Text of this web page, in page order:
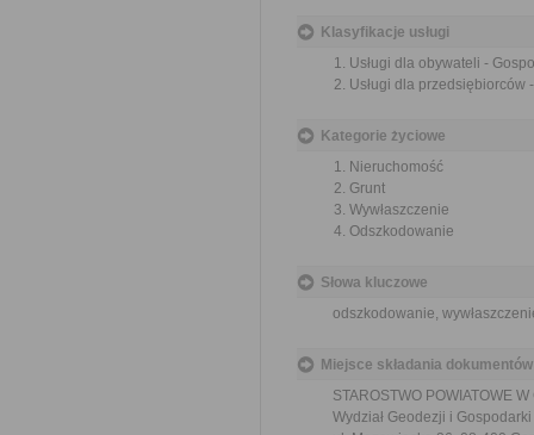
Klasyfikacje usługi
Usługi dla obywateli -
Usługi dla
Kategorie życiowe
Nieruchomość
Grunt
Wywłaszczenie
Odszkodowanie
Słowa kluczowe
odszkodowanie,
Miejsce składania dokumentów
STAROSTWO POWIATOWE
Wydział Geodezji i